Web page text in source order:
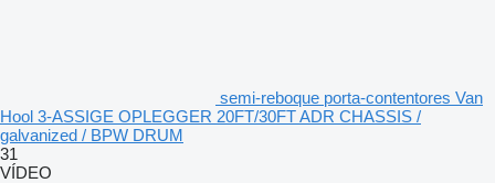
semi-reboque porta-contentores Van
Hool 3-ASSIGE OPLEGGER 20FT/30FT ADR CHASSIS /
galvanized / BPW DRUM
31
VÍDEO